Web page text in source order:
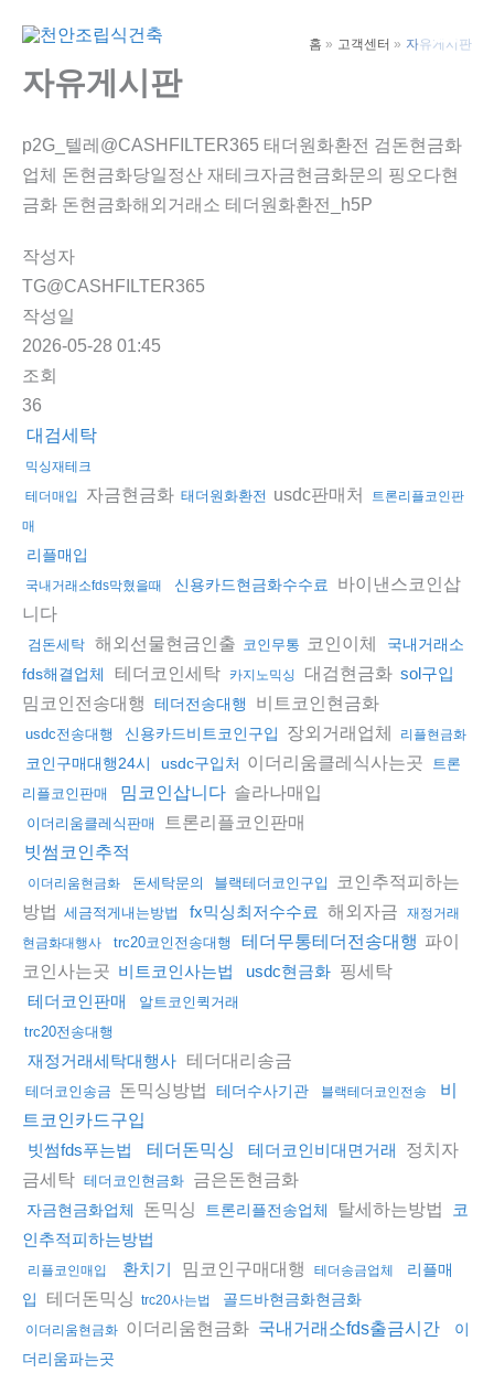
Main
홈 고객센터 자유게시판
자유게시판
p2G_텔레@CASHFILTER365 태더원화환전 검돈현금화
업체 돈현금화당일정산 재테크자금현금화문의 핑오다현
금화 돈현금화해외거래소 테더원화환전_h5P
작성자
TG@CASHFILTER365
작성일
2026-05-28 01:45
조회
36
대검세탁
믹싱재테크
테더매입
자금현금화 태더원화환전 usdc판매처
트론리플코인판
매
리플매입
국내거래소fds막혔을때 신용카드현금화수수료
바이낸스코인삽
니다
검돈세탁 해외선물현금인출 코인무통 코인이체
국내거래소
fds해결업체
테더코인세탁 카지노믹싱 대검현금화 sol구입
밈코인전송대행 테더전송대행 비트코인현금화
usdc전송대행 신용카드비트코인구입 장외거래업체 리플현금화
코인구매대행24시 usdc구입처 이더리움클레식사는곳
트론
리플코인판매
밈코인삽니다 솔라나매입
이더리움클레식판매 트론리플코인판매
빗썸코인추적
이더리움현금화 돈세탁문의 블랙테더코인구입
코인추적피하는
방법 세금적게내는방법 fx믹싱최저수수료 해외자금
재정거래
현금화대행사
trc20코인전송대행 테더무통테더전송대행 파이
코인사는곳 비트코인사는법 usdc현금화 핑세탁
테더코인판매
알트코인퀵거래
trc20전송대행
재정거래세탁대행사 테더대리송금
테더코인송금 돈믹싱방법 테더수사기관 블랙테더코인전송
비
트코인카드구입
빗썸fds푸는법
테더돈믹싱 테더코인비대면거래
정치자
금세탁 테더코인현금화 금은돈현금화
자금현금화업체 돈믹싱 트론리플전송업체 탈세하는방법
코
인추적피하는방법
리플코인매입 환치기 밈코인구매대행 테더송금업체
리플매
입
테더돈믹싱 trc20사는법 골드바현금화현금화
이더리움현금화 이더리움현금화 국내거래소fds출금시간
이
더리움파는곳